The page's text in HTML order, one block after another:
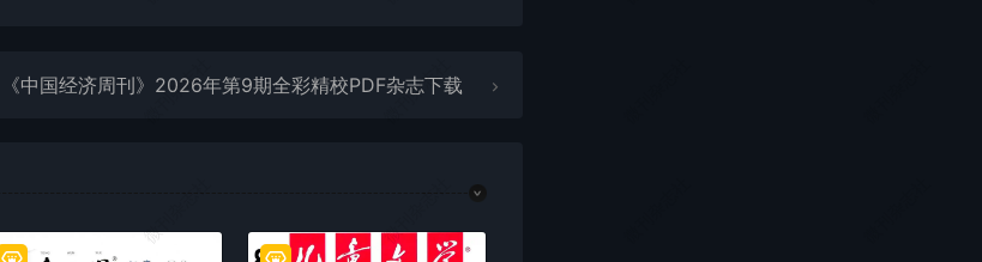
《中国经济周刊》2026年第9期全彩精校PDF杂志下载
微刊杂志社
微刊杂志社